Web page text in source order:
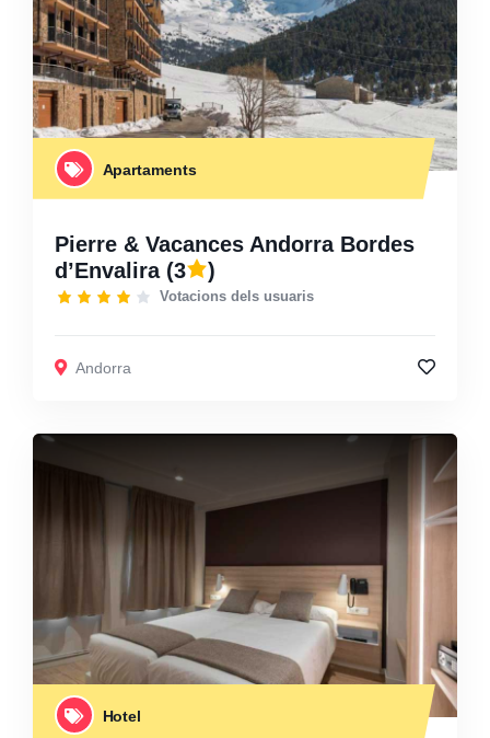
Apartaments
Pierre & Vacances Andorra Bordes
d’Envalira(3 )
Votacions dels usuaris
Andorra
Hotel